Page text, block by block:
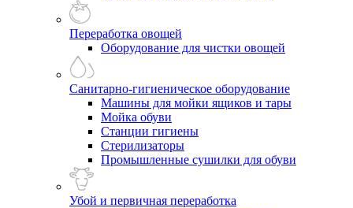
Переработка овощей
Оборудование для чистки овощей
Санитарно-гигиеническое оборудование
Машины для мойки ящиков и тары
Мойка обуви
Станции гигиены
Стерилизаторы
Промышленные сушилки для обуви
Убой и первичная переработка